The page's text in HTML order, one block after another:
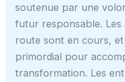
soutenue par une
futur responsable.
route sont en cours, et
primordial pour
transformation. Les